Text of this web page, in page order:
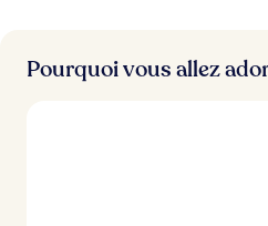
Pourquoi vous allez